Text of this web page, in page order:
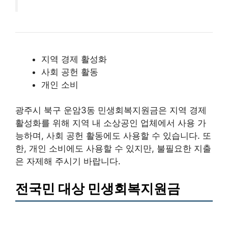
지역 경제 활성화
사회 공헌 활동
개인 소비
광주시 북구 운암3동 민생회복지원금은 지역 경제
활성화를 위해 지역 내 소상공인 업체에서 사용 가
능하며, 사회 공헌 활동에도 사용할 수 있습니다. 또
한, 개인 소비에도 사용할 수 있지만, 불필요한 지출
은 자제해 주시기 바랍니다.
전국민 대상 민생회복지원금